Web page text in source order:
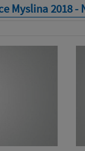
Myslina 2018 -